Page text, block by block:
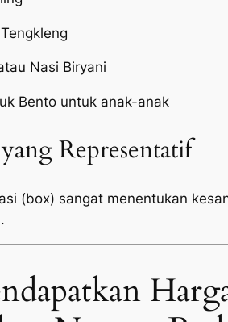
Nasi Biryani
Bento untuk anak-anak
Representatif
(box) sangat menentukan